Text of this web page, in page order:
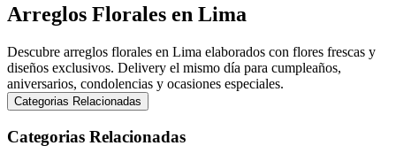
Arreglos Florales en Lima
Descubre arreglos florales en Lima elaborados con flores frescas y
diseños exclusivos. Delivery el mismo día para cumpleaños,
aniversarios, condolencias y ocasiones especiales.
Categorias Relacionadas
Categorias Relacionadas